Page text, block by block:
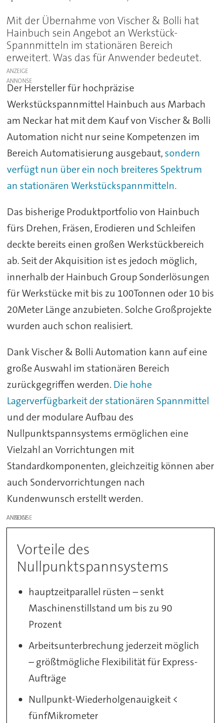
Mit der Übernahme von Vischer & Bolli hat
Hainbuch sein Angebot an Werkstück-
Spannmitteln im stationären Bereich
erweitert. Was das für Anwender bedeutet.
ANZEIGE
Der Hersteller für hochpräzise
Werkstückspannmittel Hainbuch aus Marbach
am Neckar hat mit dem Kauf von Vischer & Bolli
Automation nicht nur seine Kompetenzen im
Bereich Automatisierung ausgebaut, sondern
verfügt nun über ein noch breiteres Spektrum
an stationären Werkstückspannmitteln.
Das bisherige Produktportfolio von Hainbuch
fürs Drehen, Fräsen, Erodieren und Schleifen
deckte bereits einen großen Werkstückbereich
ab. Seit der Akquisition ist es jedoch möglich,
innerhalb der Hainbuch Group Sonderlösungen
für Werkstücke mit bis zu 100Tonnen oder 10 bis
20Meter Länge anzubieten. Solche Großprojekte
wurden auch schon realisiert.
Dank Vischer & Bolli Automation kann auf eine
große Auswahl im stationären Bereich
zurückgegriffen werden. Die hohe
Lagerverfügbarkeit der stationären Spannmittel
und der modulare Aufbau des
Nullpunktspannsystems ermöglichen eine
Vielzahl an Vorrichtungen mit
Standardkomponenten, gleichzeitig können aber
auch Sondervorrichtungen nach
Kundenwunsch erstellt werden.
ANZEIGE
Vorteile des
Nullpunktspannsystems
hauptzeitparallel rüsten – senkt
Maschinenstillstand um bis zu 90
Prozent
Arbeitsunterbrechung jederzeit möglich
– größtmögliche Flexibilität für Express-
Aufträge
Nullpunkt-Wiederholgenauigkeit <
fünfMikrometer